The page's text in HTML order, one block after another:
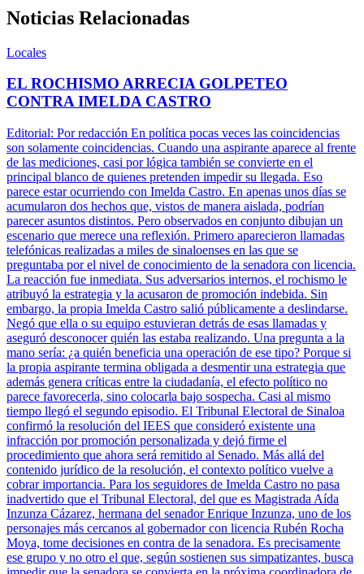
Noticias Relacionadas
Locales
EL ROCHISMO ARRECIA GOLPETEO
CONTRA IMELDA CASTRO
Editorial: Por redacción En política pocas veces las coincidencias
son solamente coincidencias. Cuando una aspirante aparece al frente
de las mediciones, casi por lógica también se convierte en el
principal blanco de quienes pretenden impedir su llegada. Eso
parece estar ocurriendo con Imelda Castro. En apenas unos días se
acumularon dos hechos que, vistos de manera aislada, podrían
parecer asuntos distintos. Pero observados en conjunto dibujan un
escenario que merece una reflexión. Primero aparecieron llamadas
telefónicas realizadas a miles de sinaloenses en las que se
preguntaba por el nivel de conocimiento de la senadora con licencia.
La reacción fue inmediata. Sus adversarios internos, el rochismo le
atribuyó la estrategia y la acusaron de promoción indebida. Sin
embargo, la propia Imelda Castro salió públicamente a deslindarse.
Negó que ella o su equipo estuvieran detrás de esas llamadas y
aseguró desconocer quién las estaba realizando. Una pregunta a la
mano sería: ¿a quién beneficia una operación de ese tipo? Porque si
la propia aspirante termina obligada a desmentir una estrategia que
además genera críticas entre la ciudadanía, el efecto político no
parece favorecerla, sino colocarla bajo sospecha. Casi al mismo
tiempo llegó el segundo episodio. El Tribunal Electoral de Sinaloa
confirmó la resolución del IEES que consideró existente una
infracción por promoción personalizada y dejó firme el
procedimiento que ahora será remitido al Senado. Más allá del
contenido jurídico de la resolución, el contexto político vuelve a
cobrar importancia. Para los seguidores de Imelda Castro no pasa
inadvertido que el Tribunal Electoral, del que es Magistrada Aída
Inzunza Cázarez, hermana del senador Enrique Inzunza, uno de los
personajes más cercanos al gobernador con licencia Rubén Rocha
Moya, tome decisiones en contra de la senadora. Es precisamente
ese grupo y no otro el que, según sostienen sus simpatizantes, busca